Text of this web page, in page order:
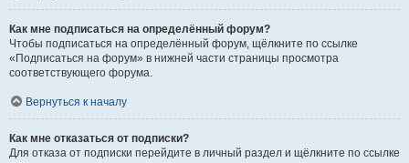
Как мне подписаться на определённый форум?
Чтобы подписаться на определённый форум, щёлкните по ссылке
«Подписаться на форум» в нижней части страницы просмотра
соответствующего форума.
Вернуться к началу
Как мне отказаться от подписки?
Для отказа от подписки перейдите в личный раздел и щёлкните по ссылке